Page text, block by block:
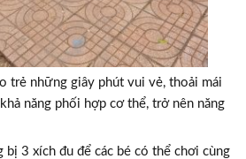
trẻ những giây phút vui vẻ, thoải mái
năng phối hợp cơ thể, trở nên năng
bị 3 xích đu để các bé có thể chơi cùng